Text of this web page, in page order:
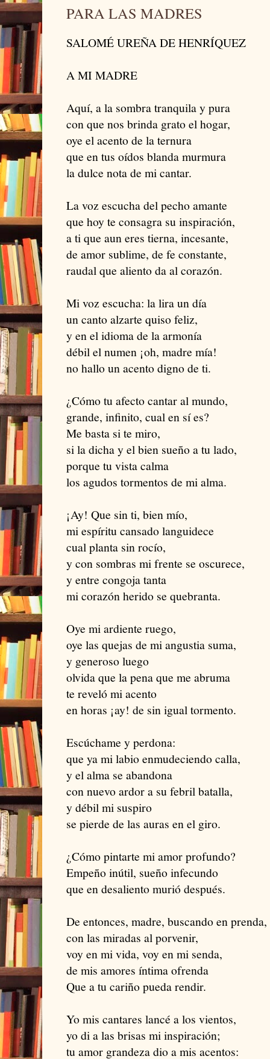
PARA LAS MADRES
SALOMÉ UREÑA DE HENRÍQUEZ
A MI MADRE
Aquí, a la sombra tranquila y pura
con que nos brinda grato el hogar,
oye el acento de la ternura
que en tus oídos blanda murmura
la dulce nota de mi cantar.
La voz escucha del pecho amante
que hoy te consagra su inspiración,
a ti que aun eres tierna, incesante,
de amor sublime, de fe constante,
raudal que aliento da al corazón.
Mi voz escucha: la lira un día
un canto alzarte quiso feliz,
y en el idioma de la armonía
débil el numen ¡oh, madre mía!
no hallo un acento digno de ti.
¿Cómo tu afecto cantar al mundo,
grande, infinito, cual en sí es?
Me basta si te miro,
si la dicha y el bien sueño a tu lado,
porque tu vista calma
los agudos tormentos de mi alma.
¡Ay! Que sin ti, bien mío,
mi espíritu cansado languidece
cual planta sin rocío,
y con sombras mi frente se oscurece,
y entre congoja tanta
mi corazón herido se quebranta.
Oye mi ardiente ruego,
oye las quejas de mi angustia suma,
y generoso luego
olvida que la pena que me abruma
te reveló mi acento
en horas ¡ay! de sin igual tormento.
Escúchame y perdona:
que ya mi labio enmudeciendo calla,
y el alma se abandona
con nuevo ardor a su febril batalla,
y débil mi suspiro
se pierde de las auras en el giro.
¿Cómo pintarte mi amor profundo?
Empeño inútil, sueño infecundo
que en desaliento murió después.
De entonces, madre, buscando en prenda,
con las miradas al porvenir,
voy en mi vida, voy en mi senda,
de mis amores íntima ofrenda
Que a tu cariño pueda rendir.
Yo mis cantares lancé a los vientos,
yo di a las brisas mi inspiración;
tu amor grandeza dio a mis acentos: